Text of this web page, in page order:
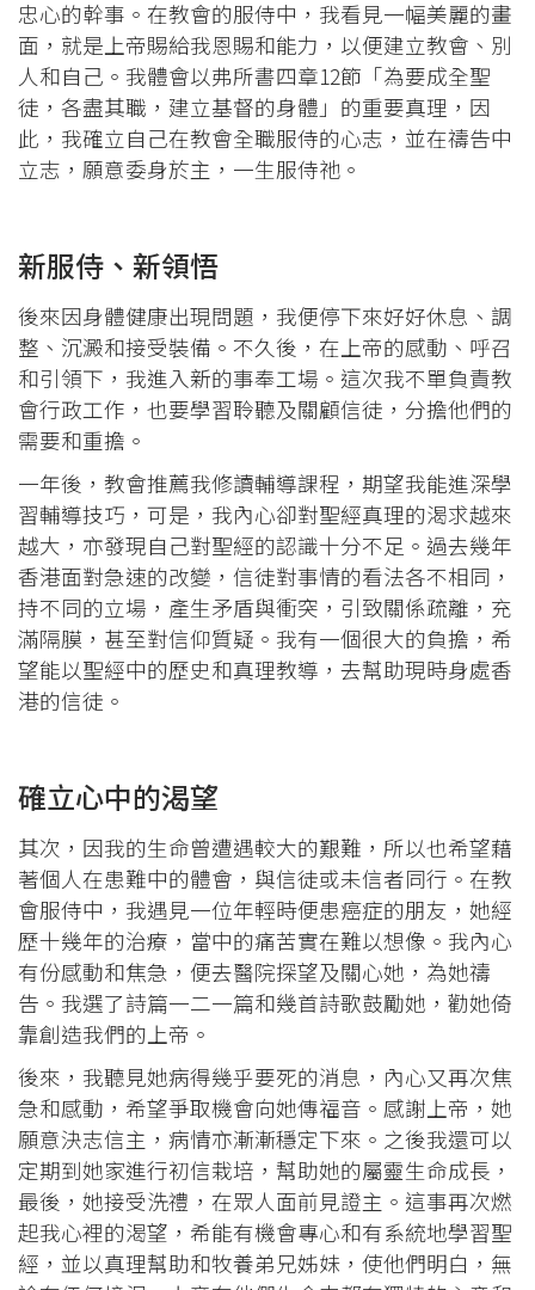
忠心的幹事。在教會的服侍中，我看見一幅美麗的畫
面，就是上帝賜給我恩賜和能力，以便建立教會、別
人和自己。我體會以弗所書四章12節「為要成全聖
徒，各盡其職，建立基督的身體」的重要真理，因
此，我確立自己在教會全職服侍的心志，並在禱告中
立志，願意委身於主，一生服侍祂。
新服侍、新領悟
後來因身體健康出現問題，我便停下來好好休息、調
整、沉澱和接受裝備。不久後，在上帝的感動、呼召
和引領下，我進入新的事奉工場。這次我不單負責教
會行政工作，也要學習聆聽及關顧信徒，分擔他們的
需要和重擔。
一年後，教會推薦我修讀輔導課程，期望我能進深學
習輔導技巧，可是，我內心卻對聖經真理的渴求越來
越大，亦發現自己對聖經的認識十分不足。過去幾年
香港面對急速的改變，信徒對事情的看法各不相同，
持不同的立場，產生矛盾與衝突，引致關係疏離，充
滿隔膜，甚至對信仰質疑。我有一個很大的負擔，希
望能以聖經中的歷史和真理教導，去幫助現時身處香
港的信徒。
確立心中的渴望
其次，因我的生命曾遭遇較大的艱難，所以也希望藉
著個人在患難中的體會，與信徒或未信者同行。在教
會服侍中，我遇見一位年輕時便患癌症的朋友，她經
歷十幾年的治療，當中的痛苦實在難以想像。我內心
有份感動和焦急，便去醫院探望及關心她，為她禱
告。我選了詩篇一二一篇和幾首詩歌鼓勵她，勸她倚
靠創造我們的上帝。
後來，我聽見她病得幾乎要死的消息，內心又再次焦
急和感動，希望爭取機會向她傳福音。感謝上帝，她
願意決志信主，病情亦漸漸穩定下來。之後我還可以
定期到她家進行初信栽培，幫助她的屬靈生命成長，
最後，她接受洗禮，在眾人面前見證主。這事再次燃
起我心裡的渴望，希能有機會專心和有系統地學習聖
經，並以真理幫助和牧養弟兄姊妹，使他們明白，無